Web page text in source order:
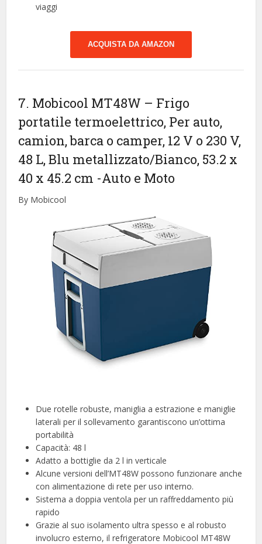
viaggi
ACQUISTA DA AMAZON
7. Mobicool MT48W – Frigo
portatile termoelettrico, Per auto,
camion, barca o camper, 12 V o 230 V,
48 L, Blu metallizzato/Bianco, 53.2 x
40 x 45.2 cm -Auto e Moto
By Mobicool
Due rotelle robuste, maniglia a estrazione e maniglie
laterali per il sollevamento garantiscono un’ottima
portabilità
Capacità: 48 l
Adatto a bottiglie da 2 l in verticale
Alcune versioni dell’MT48W possono funzionare anche
con alimentazione di rete per uso interno.
Sistema a doppia ventola per un raffreddamento più
rapido
Grazie al suo isolamento ultra spesso e al robusto
involucro esterno, il refrigeratore Mobicool MT48W